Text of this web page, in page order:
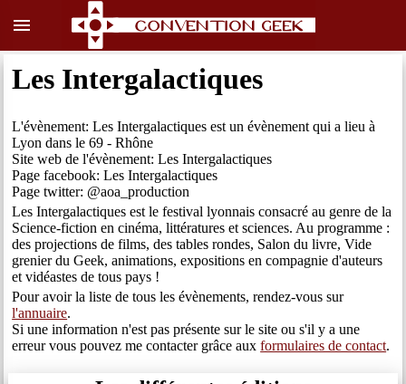
menu
Les Intergalactiques
L'évènement: Les Intergalactiques est un évènement qui a lieu à
Lyon dans le 69 - Rhône
Site web de l'évènement: Les Intergalactiques
Page facebook: Les Intergalactiques
Page twitter: @aoa_production
Les Intergalactiques est le festival lyonnais consacré au genre de la
Science-fiction en cinéma, littératures et sciences. Au programme :
des projections de films, des tables rondes, Salon du livre, Vide
grenier du Geek, animations, expositions en compagnie d'auteurs
et vidéastes de tous pays !
Pour avoir la liste de tous les évènements, rendez-vous sur
l'annuaire.
Si une information n'est pas présente sur le site ou s'il y a une
erreur vous pouvez me contacter grâce auxformulaires de contact.